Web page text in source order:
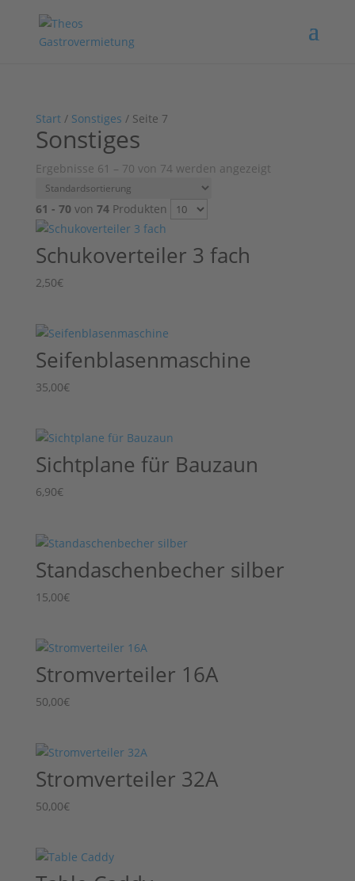
Start/ Sonstiges / Seite 7
Sonstiges
Ergebnisse 61 – 70 von 74 werden angezeigt
61 - 70 von 74Produkten
Schukoverteiler 3 fach
2,50€
Seifenblasenmaschine
35,00€
Sichtplane für Bauzaun
6,90€
Standaschenbecher silber
15,00€
Stromverteiler 16A
50,00€
Stromverteiler 32A
50,00€